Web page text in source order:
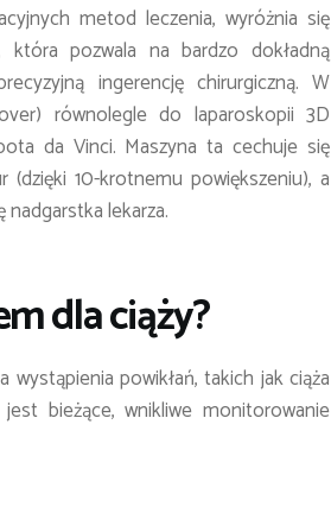
metod leczenia, wyróżnia się
pozwala na bardzo dokładną
ingerencję chirurgiczną. W
równolegle do laparoskopii 3D
da Vinci. Maszyna ta cechuje się
10-krotnemu powiększeniu), a
lekarza.
dla ciąży?
powikłań, takich jak ciąża
bieżące, wnikliwe monitorowanie